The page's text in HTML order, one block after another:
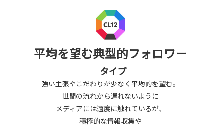
平均を望む典型的フォロワー
タイプ
強い主張やこだわりが少なく平均的を望む。
世間の流れから遅れないように
メディアには適度に触れているが、
積極的な情報収集や